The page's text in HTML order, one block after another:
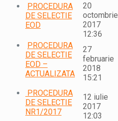
PROCEDURA
DE SELECTIE
EOD
20
octombrie
2017
12:36
PROCEDURA
DE SELECTIE
EOD –
ACTUALIZATA
27
februarie
2018
15:21
PROCEDURA
DE SELECTIE
NR1/2017
12 iulie
2017
12:03